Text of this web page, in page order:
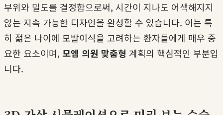
부위와 밀도를 결정함으로써, 시간이 지나도 어색해지지
않는 지속 가능한 디자인을 완성할 수 있습니다. 이는 특
히 젊은 나이에 모발이식을 고려하는 환자들에게 매우 중
요한 요소이며, 모엠 의원 맞춤형 계획의 핵심적인 부분입
니다.